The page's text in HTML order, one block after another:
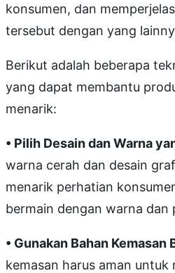
konsumen, dan
tersebut dengan yang
Berikut adalah beberapa
yang dapat membantu
menarik:
• Pilih Desain dan Warna
warna cerah dan desain
menarik perhatian
bermain dengan warna dan
• Gunakan Bahan Kemasan
kemasan harus aman untuk